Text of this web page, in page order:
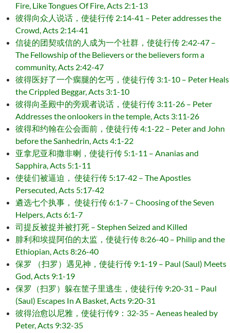
Fire, Like Tongues Of Fire, Acts 2:1-13
彼得向众人说话，使徒行传 2:14-41 – Peter addresses the
Crowd, Acts 2:14-41
信徒的团契或信的人成为一个社群，使徒行传 2:42-47 –
The Fellowship of the Believers or the believers form a
community, Acts 2:42-47
彼得医好了一个瘸腿的乞丐，使徒行传 3:1-10 – Peter Heals
the Crippled Beggar, Acts 3:1-10
彼得向圣殿中的旁观者说话，使徒行传 3:11-26 – Peter
Addresses the onlookers in the temple, Acts 3:11-26
彼得和约翰在公会面前，使徒行传 4:1-22 – Peter and John
before the Sanhedrin, Acts 4:1-22
亚拿尼亚和撒非喇，使徒行传 5:1-11 – Ananias and
Sapphira, Acts 5:1-11
使徒们被逼迫， 使徒行传 5:17-42 – The Apostles
Persecuted, Acts 5:17-42
遴选七个执事， 使徒行传 6:1-7 – Choosing of the Seven
Helpers, Acts 6:1-7
司提反被捉并被打死 – Stephen Seized and Killed
腓利和埃提阿伯的太监，使徒行传 8:26-40 – Philip and the
Ethiopian, Acts 8:26-40
保罗 （扫罗）遇见神，使徒行传 9:1-19 – Paul (Saul) Meets
God, Acts 9:1-19
保罗（扫罗）躲在筐子里逃生，使徒行传 9:20-31 – Paul
(Saul) Escapes In A Basket, Acts 9:20-31
彼得治愈以尼雅，使徒行传9：32-35 – Aeneas healed by
Peter, Acts 9:32-35